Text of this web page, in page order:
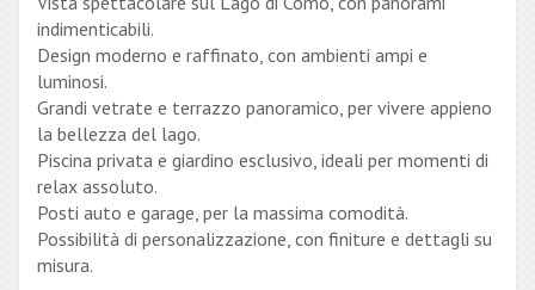
indimenticabili.
Design moderno e raffinato, con ambienti ampi e
luminosi.
Grandi vetrate e terrazzo panoramico, per vivere appieno
la bellezza del lago.
Piscina privata e giardino esclusivo, ideali per momenti di
relax assoluto.
Posti auto e garage, per la massima comodità.
Possibilità di personalizzazione, con finiture e dettagli su
misura.